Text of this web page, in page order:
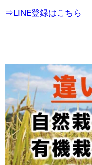
⇒LINE登録はこちら